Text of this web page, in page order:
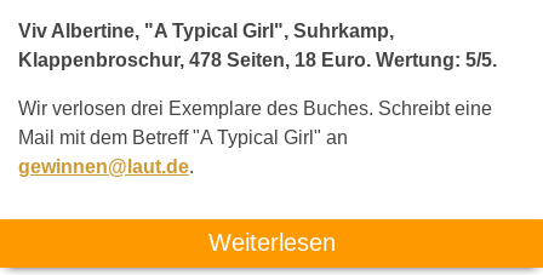
Viv Albertine, "A Typical Girl", Suhrkamp,
Klappenbroschur, 478 Seiten, 18 Euro. Wertung: 5/5.
Wir verlosen drei Exemplare des Buches. Schreibt eine
Mail mit dem Betreff "A Typical Girl" an
gewinnen@laut.de.
Weiterlesen